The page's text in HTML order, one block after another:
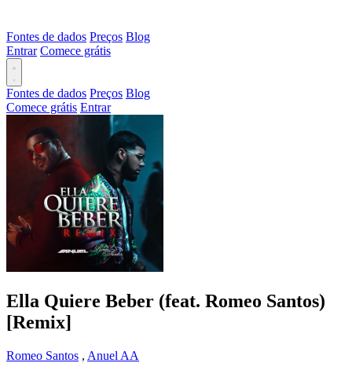
Fontes de dados Preços Blog
Entrar Comece grátis
Fontes de dados Preços Blog
Comece grátis Entrar
Ella Quiere Beber (feat. Romeo Santos)
[Remix]
Romeo Santos , Anuel AA